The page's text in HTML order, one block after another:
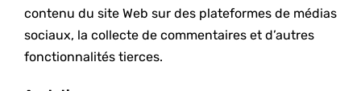
contenu du site Web sur des plateformes de médias
sociaux, la collecte de commentaires et d’autres
fonctionnalités tierces.